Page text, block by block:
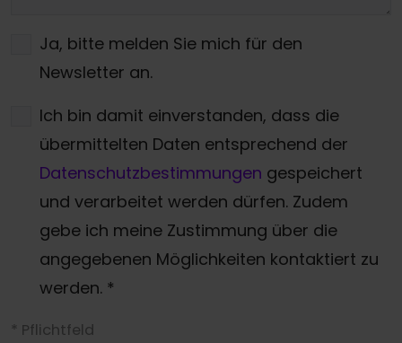
Ja, bitte melden Sie mich für den
Newsletter an.
Ich bin damit einverstanden, dass die
übermittelten Daten entsprechend der
Datenschutzbestimmungen gespeichert
und verarbeitet werden dürfen. Zudem
gebe ich meine Zustimmung über die
angegebenen Möglichkeiten kontaktiert zu
werden. *
* Pflichtfeld